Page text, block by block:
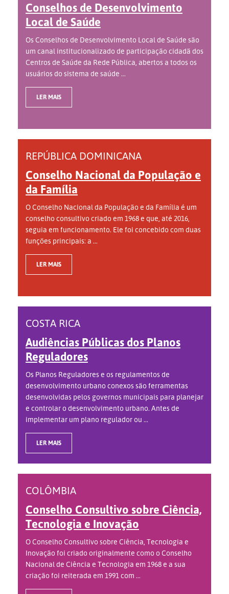
Conselhos de Desenvolvimento
Local de Saúde
Os Conselhos de Desenvolvimento Local de Saúde são
um canal institucionalizado de participação cidadã dos
Centros de Saúde da Rede Pública, abertos a todos os
usuários do sistema de saúde ...
LER MAIS
REPÚBLICA DOMINICANA
Conselho Nacional da População e
da Família
O Conselho Nacional da População e da Família é um
conselho consultivo criado em 1968 e que, até 2016,
seguia em funcionamento. Ele foi concebido com duas
funções principais: a ...
LER MAIS
COSTA RICA
Audiências Públicas dos Planos
Reguladores
Os Planos Reguladores e os regulamentos de
desenvolvimento urbano conexos são ferramentas
desenvolvidas pelos governos municipais para planejar
e controlar o desenvolvimento urbano. Antes de
implementar um plano regulador ou ...
LER MAIS
COLÔMBIA
Conselho Consultivo sobre Ciência,
Tecnologia e Inovação
O Conselho Consultivo sobre Ciência, Tecnologia e
Inovação foi criado originalmente como o Conselho
Nacional de Ciência e Tecnologia em 1968 e a sua
criação foi reiterada em 1991 com ...